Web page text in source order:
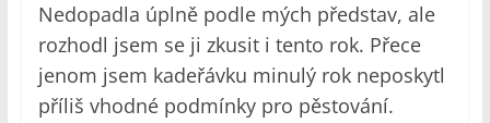
Nedopadla úplně podle mých představ, ale
rozhodl jsem se ji zkusit i tento rok. Přece
jenom jsem kadeřávku minulý rok neposkytl
příliš vhodné podmínky pro pěstování.